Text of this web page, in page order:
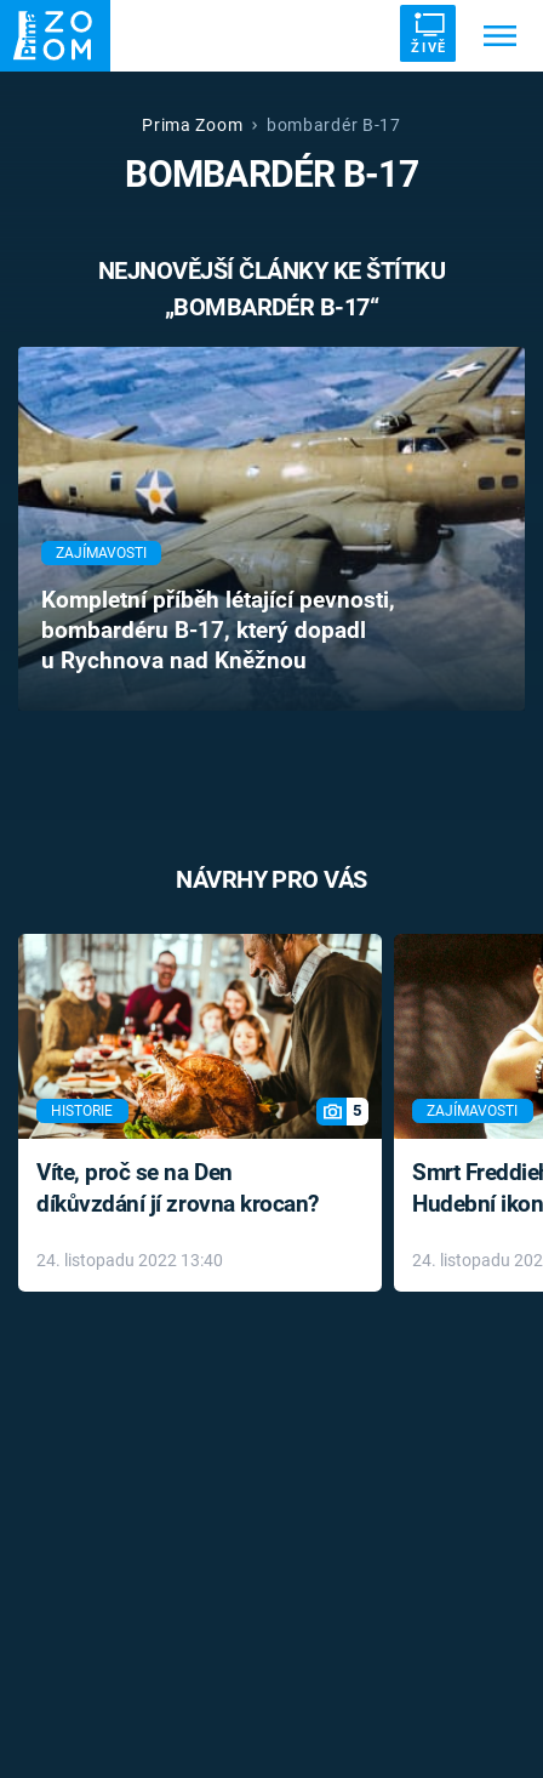
ŽIVĚ
ZRÁDCI UFO DRUHÁ SVĚTOVÁ VÁLKA
VETŘELCI DÁVNOVĚKU
Témata
Pořady
TV Program
Časopis
Sledujte prima+
Prima Zoom bombardér B-17
BOMBARDÉR B-17
NEJNOVĚJŠÍ ČLÁNKY KE ŠTÍTKU
„BOMBARDÉR B-17“
ZAJÍMAVOSTI
Kompletní příběh létající pevnosti,
bombardéru B-17, který dopadl
u Rychnova nad Kněžnou
NÁVRHY PRO VÁS
HISTORIE 5
Víte, proč se na Den
díkůvzdání jí zrovna krocan?
24. listopadu 2022 13:40
ZAJÍMAVOSTI
Smrt
Hudební
léky
24. listopadu